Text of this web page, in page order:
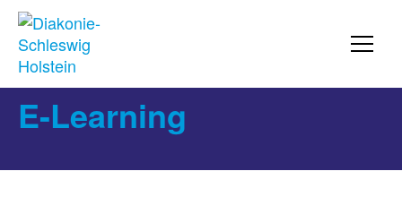
E-Learning